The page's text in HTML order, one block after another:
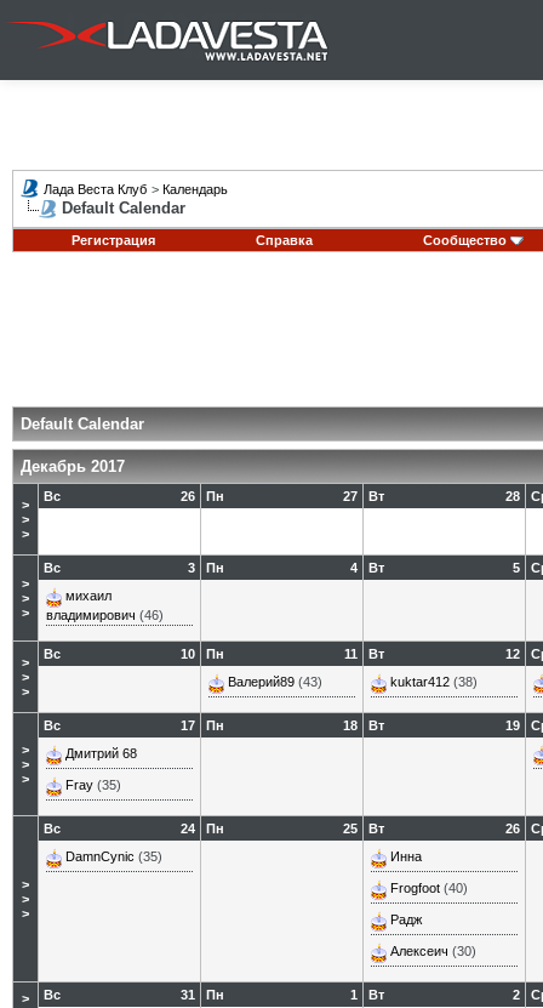
Лада Веста Клуб > Календарь
Default Calendar
Регистрация Справка Сообщество
Default Calendar
Декабрь 2017
>
>
>
26
Вс 27
Пн 28
Вт
>
>
>
3
Вс
михаил
владимирович (46)
4
Пн 5
Вт
>
>
>
10
Вс 11
Пн
Валерий89 (43)
12
Вт
kuktar412 (38)
>
>
>
17
Вс
Дмитрий 68
Fray (35)
18
Пн 19
Вт
>
>
>
24
Вс
DamnCynic (35)
25
Пн 26
Вт
Инна
Frogfoot (40)
Радж
Алексеич (30)
>
31
Вс 1
Пн 2
Вт